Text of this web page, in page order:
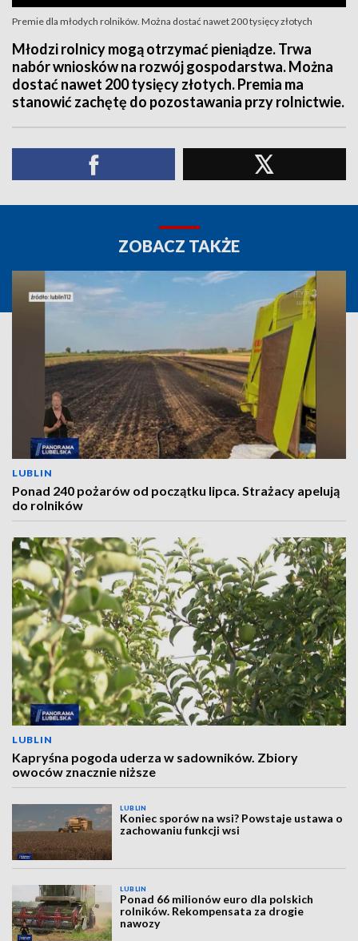
Premie dla młodych rolników. Można dostać nawet 200 tysięcy złotych
Młodzi rolnicy mogą otrzymać pieniądze. Trwa
nabór wniosków na rozwój gospodarstwa. Można
dostać nawet 200 tysięcy złotych. Premia ma
stanowić zachętę do pozostawania przy rolnictwie.
ZOBACZ TAKŻE
LUBLIN
Ponad 240 pożarów od początku lipca. Strażacy apelują
do rolników
LUBLIN
Kapryśna pogoda uderza w sadowników. Zbiory
owoców znacznie niższe
LUBLIN
Koniec sporów na wsi? Powstaje ustawa o
zachowaniu funkcji wsi
LUBLIN
Ponad 66 milionów euro dla polskich
rolników. Rekompensata za drogie
nawozy